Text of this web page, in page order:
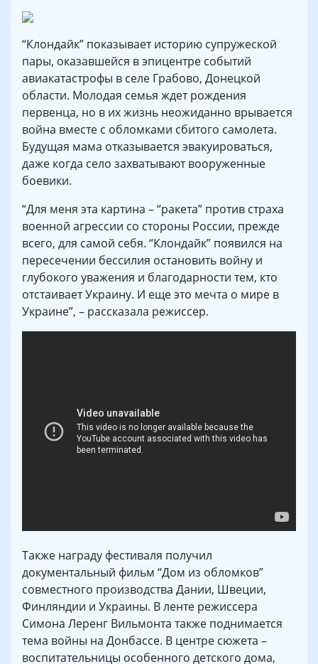
“Клондайк” показывает историю супружеской
пары, оказавшейся в эпицентре событий
авиакатастрофы в селе Грабово, Донецкой
области. Молодая семья ждет рождения
первенца, но в их жизнь неожиданно врывается
война вместе с обломками сбитого самолета.
Будущая мама отказывается эвакуироваться,
даже когда село захватывают вооруженные
боевики.
“Для меня эта картина – “ракета” против страха
военной агрессии со стороны России, прежде
всего, для самой себя. “Клондайк” появился на
пересечении бессилия остановить войну и
глубокого уважения и благодарности тем, кто
отстаивает Украину. И еще это мечта о мире в
Украине”, – рассказала режиссер.
Также награду фестиваля получил
документальный фильм “Дом из обломков”
совместного производства Дании, Швеции,
Финляндии и Украины. В ленте режиссера
Симона Леренг Вильмонта также поднимается
тема войны на Донбассе. В центре сюжета –
воспитательницы особенного детского дома,